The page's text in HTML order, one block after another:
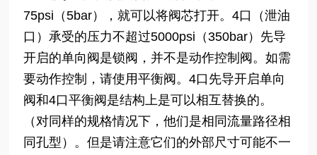
75psi（5bar），就可以将阀芯打开。4口（泄油
口）承受的压力不超过5000psi（350bar）先导
开启的单向阀是锁阀，并不是动作控制阀。如需
要动作控制，请使用平衡阀。4口先导开启单向
阀和4口平衡阀是结构上是可以相互替换的。
（对同样的规格情况下，他们是相同流量路径相
同孔型）。但是请注意它们的外部尺寸可能不一